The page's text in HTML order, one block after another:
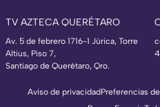
TV AZTECA QUERÉTARO
Av. 5 de febrero 1716-1 Júrica, Torre
Altius, Piso 7,
Santiago de Querétaro, Qro.
Aviso de privacidadPreferencias